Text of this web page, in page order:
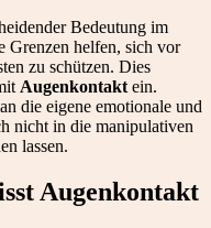
Bedeutung im
Grenzen helfen, sich vor
zu schützen. Dies
Augenkontakt ein.
die eigene emotionale und
nicht in die manipulativen
lassen.
Augenkontakt